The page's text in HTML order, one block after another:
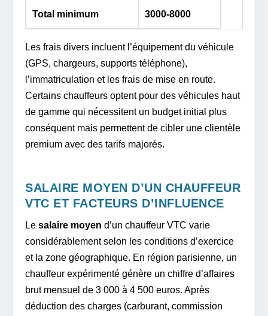
Total minimum 3000-8000
Les frais divers incluent l’équipement du véhicule
(GPS, chargeurs, supports téléphone),
l’immatriculation et les frais de mise en route.
Certains chauffeurs optent pour des véhicules haut
de gamme qui nécessitent un budget initial plus
conséquent mais permettent de cibler une clientèle
premium avec des tarifs majorés.
SALAIRE MOYEN D’UN CHAUFFEUR
VTC ET FACTEURS D’INFLUENCE
Lesalaire moyen d’un chauffeur VTC varie
considérablement selon les conditions d’exercice
et la zone géographique. En région parisienne, un
chauffeur expérimenté génère un chiffre d’affaires
brut mensuel de 3 000 à 4 500 euros. Après
déduction des charges (carburant, commission